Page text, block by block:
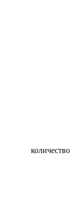
количество